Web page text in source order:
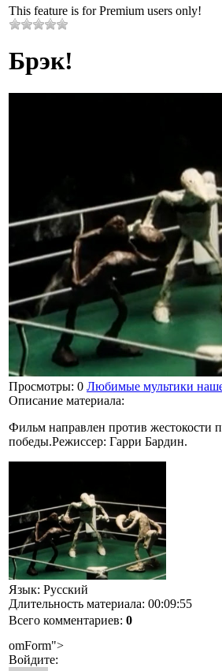
This feature is for Premium users only!
Брэк!
Просмотры: 0 Любимые мультики
Описание материала:
Фильм направлен против жестокости
победы.Режиссер: Гарри Бардин.
Язык: Русский
Длительность материала: 00:09:55
Всего комментариев: 0
omForm">
Войдите: